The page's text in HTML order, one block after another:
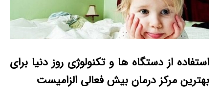
استفاده از دستگاه ها و تکنولوژی روز دنیا برای
بهترین مرکز درمان بیش فعالی الزامیست